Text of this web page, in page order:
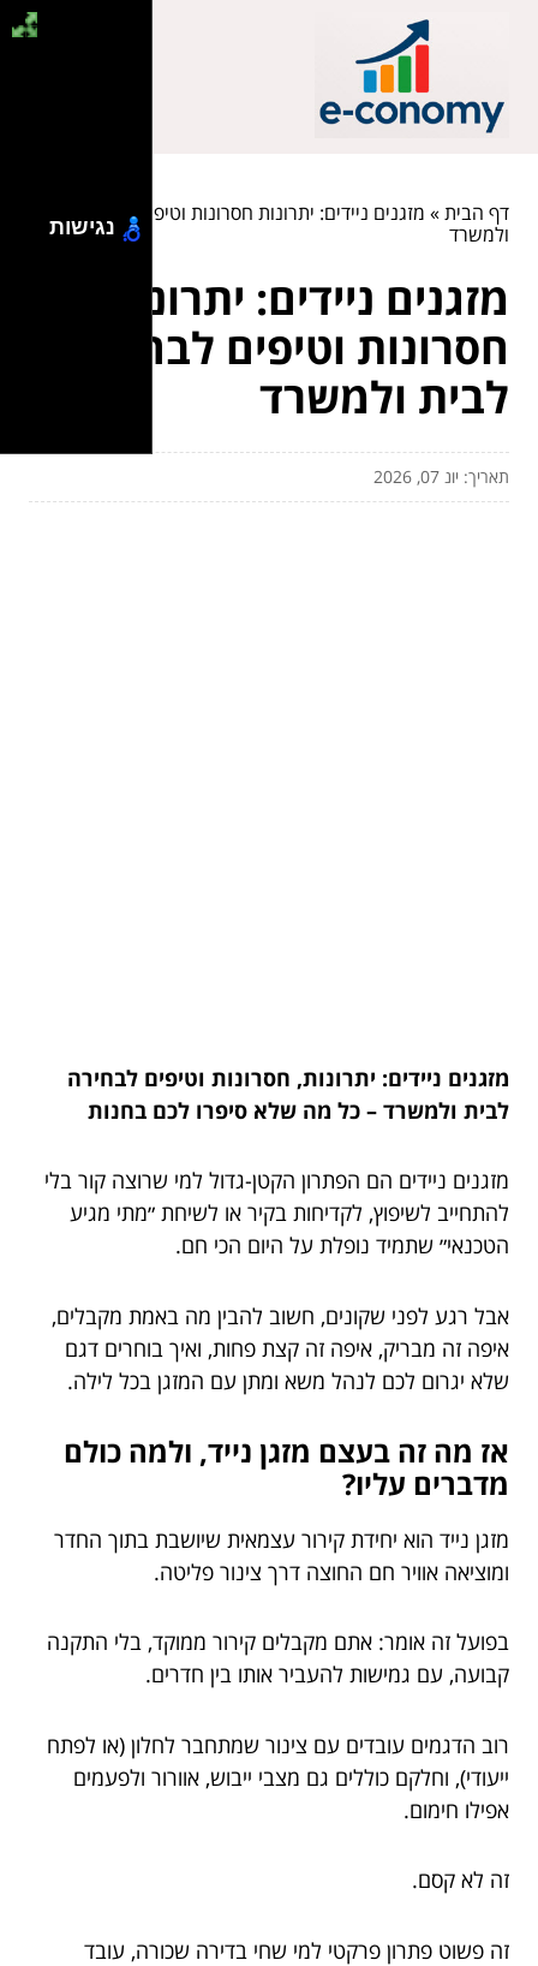
דף הבית» מזגנים ניידים: יתרונות חסרונות וטיפים לבחירה לבית
ולמשרד
מזגנים ניידים: יתרונות
חסרונות וטיפים לבחירה
לבית ולמשרד
תאריך: יונ 07, 2026
מזגנים ניידים: יתרונות, חסרונות וטיפים לבחירה
לבית ולמשרד – כל מה שלא סיפרו לכם בחנות
מזגנים ניידים הם הפתרון הקטן-גדול למי שרוצה קור בלי
להתחייב לשיפוץ, לקדיחות בקיר או לשיחת ״מתי מגיע
הטכנאי״ שתמיד נופלת על היום הכי חם.
אבל רגע לפני שקונים, חשוב להבין מה באמת מקבלים,
איפה זה מבריק, איפה זה קצת פחות, ואיך בוחרים דגם
שלא יגרום לכם לנהל משא ומתן עם המזגן בכל לילה.
אז מה זה בעצם מזגן נייד, ולמה כולם
מדברים עליו?
מזגן נייד הוא יחידת קירור עצמאית שיושבת בתוך החדר
ומוציאה אוויר חם החוצה דרך צינור פליטה.
בפועל זה אומר: אתם מקבלים קירור ממוקד, בלי התקנה
קבועה, עם גמישות להעביר אותו בין חדרים.
רוב הדגמים עובדים עם צינור שמתחבר לחלון (או לפתח
ייעודי), וחלקם כוללים גם מצבי ייבוש, אוורור ולפעמים
אפילו חימום.
זה לא קסם.
זה פשוט פתרון פרקטי למי שחי בדירה שכורה, עובד
נגישות